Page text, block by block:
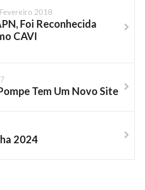
2018
Foi Reconhecida
CAVI
Tem Um Novo Site
2024